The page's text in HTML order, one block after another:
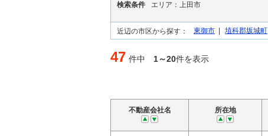
検索条件 エリア：上田市
近辺の市区から探す： 東御市 | 埴科郡坂城町
47 件中 1～20件を表示
不動産会社名 所在地